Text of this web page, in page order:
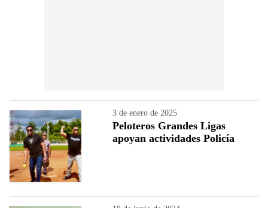
3 de enero de 2025
Peloteros Grandes Ligas
apoyan actividades Policía